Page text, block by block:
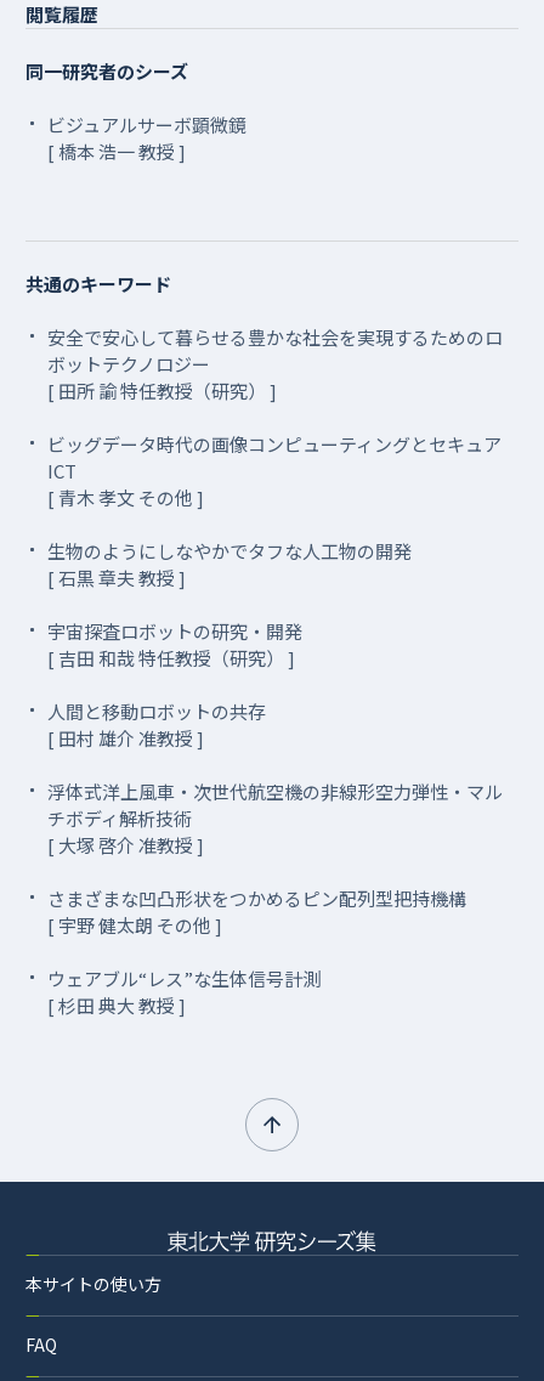
閲覧履歴
同一研究者のシーズ
ビジュアルサーボ顕微鏡
[ 橋本 浩一 教授 ]
共通のキーワード
安全で安心して暮らせる豊かな社会を実現するためのロ
ボットテクノロジー
[ 田所 諭 特任教授（研究） ]
ビッグデータ時代の画像コンピューティングとセキュア
ICT
[ 青木 孝文 その他 ]
生物のようにしなやかでタフな人工物の開発
[ 石黒 章夫 教授 ]
宇宙探査ロボットの研究・開発
[ 吉田 和哉 特任教授（研究） ]
人間と移動ロボットの共存
[ 田村 雄介 准教授 ]
浮体式洋上風車・次世代航空機の非線形空力弾性・マル
チボディ解析技術
[ 大塚 啓介 准教授 ]
さまざまな凹凸形状をつかめるピン配列型把持機構
[ 宇野 健太朗 その他 ]
ウェアブル“レス”な生体信号計測
[ 杉田 典大 教授 ]
本サイトの使い方
FAQ